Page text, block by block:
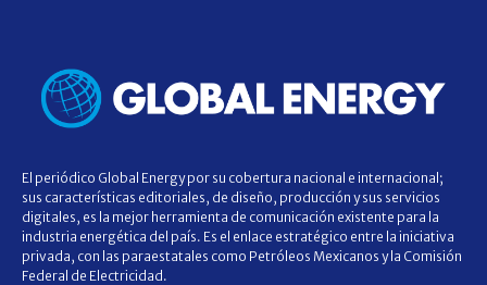
El periódico Global Energy por su cobertura nacional e internacional;
sus características editoriales, de diseño, producción y sus servicios
digitales, es la mejor herramienta de comunicación existente para la
industria energética del país. Es el enlace estratégico entre la iniciativa
privada, con las paraestatales como Petróleos Mexicanos y la Comisión
Federal de Electricidad.